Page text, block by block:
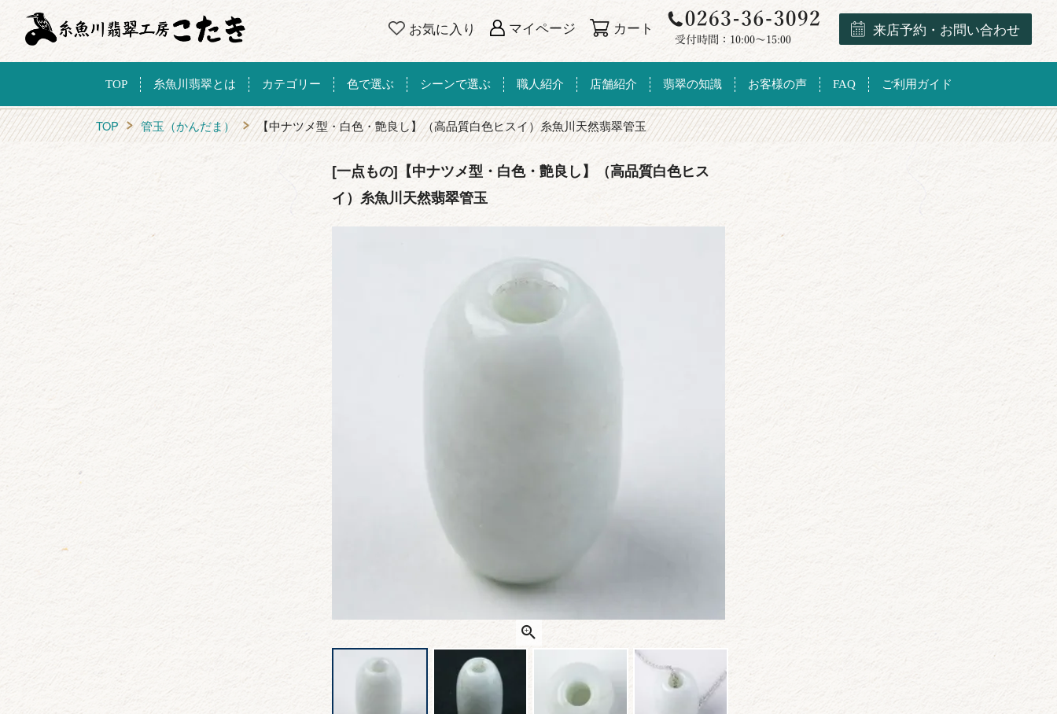
お気に入り マイページ カート 来店予約・お問い合わせ
TOP 糸魚川翡翠とは カテゴリー 色で選ぶ シーンで選ぶ 職人紹介 店舗紹介 翡翠の知識 お客様の声 FAQ ご利用ガイド
TOP 管玉（かんだま） 【中ナツメ型・白色・艶良し】（高品質白色ヒスイ）糸魚川天然翡翠管玉
[一点もの]【中ナツメ型・白色・艶良し】（高品質白色ヒス
イ）糸魚川天然翡翠管玉